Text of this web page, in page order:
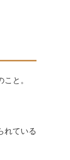
こと。
れている